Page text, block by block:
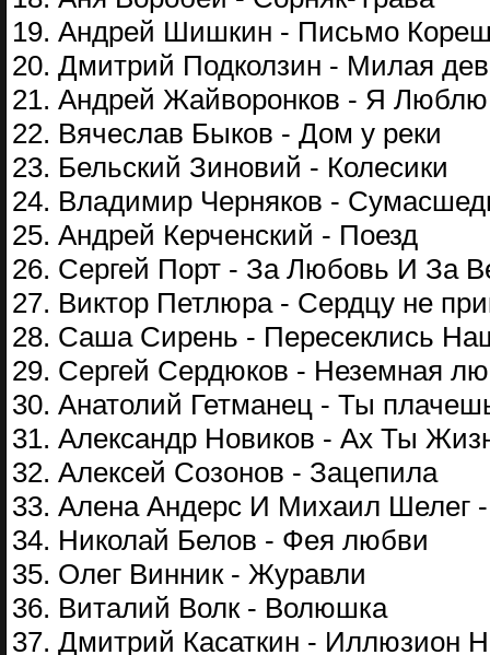
19. Андрей Шишкин - Письмо
20. Дмитрий Подколзин - Милая
21. Андрей Жайворонков - Я Люблю
22. Вячеслав Быков - Дом у реки
23. Бельский Зиновий - Колесики
24. Владимир Черняков -
25. Андрей Керченский - Поезд
26. Сергей Порт - За Любовь И За
27. Виктор Петлюра - Сердцу не
28. Саша Сирень - Пересеклись
29. Сергей Сердюков - Неземная
30. Анатолий Гетманец - Ты
31. Александр Новиков - Ах Ты
32. Алексей Созонов - Зацепила
33. Алена Андерс И Михаил Шелег
34. Николай Белов - Фея любви
35. Олег Винник - Журавли
36. Виталий Волк - Волюшка
37. Дмитрий Касаткин - Иллюзион